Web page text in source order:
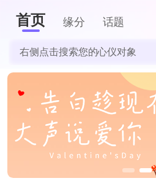
首页 缘分 话题
右侧点击搜索您的心仪对象
下拉刷新